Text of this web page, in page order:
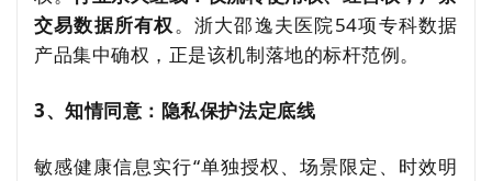
交易数据所有权。浙大邵逸夫医院54项专科数据
产品集中确权，正是该机制落地的标杆范例。
3、知情同意：隐私保护法定底线
敏感健康信息实行“单独授权、场景限定、时效明